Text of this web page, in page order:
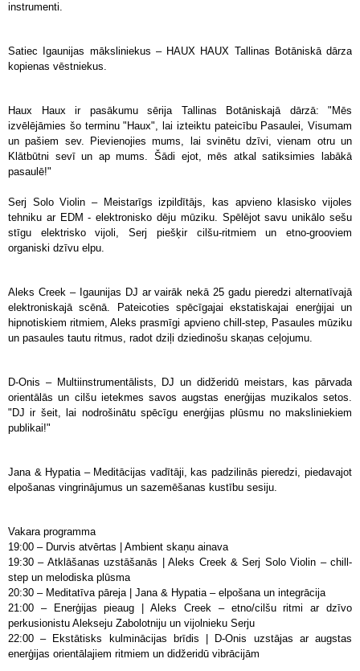
instrumenti.
Satiec Igaunijas māksliniekus – HAUX HAUX Tallinas Botāniskā dārza
kopienas vēstniekus.
Haux Haux ir pasākumu sērija Tallinas Botāniskajā dārzā: "Mēs
izvēlējāmies šo terminu "Haux", lai izteiktu pateicību Pasaulei, Visumam
un pašiem sev. Pievienojies mums, lai svinētu dzīvi, vienam otru un
Klātbūtni sevī un ap mums. Šādi ejot, mēs atkal satiksimies labākā
pasaulē!"
Serj Solo Violin – Meistarīgs izpildītājs, kas apvieno klasisko vijoles
tehniku ar EDM - elektronisko dēju mūziku. Spēlējot savu unikālo sešu
stīgu elektrisko vijoli, Serj piešķir cilšu-ritmiem un etno-grooviem
organiski dzīvu elpu.
Aleks Creek – Igaunijas DJ ar vairāk nekā 25 gadu pieredzi alternatīvajā
elektroniskajā scēnā. Pateicoties spēcīgajai ekstatiskajai enerģijai un
hipnotiskiem ritmiem, Aleks prasmīgi apvieno chill-step, Pasaules mūziku
un pasaules tautu ritmus, radot dziļi dziedinošu skaņas ceļojumu.
D-Onis – Multiinstrumentālists, DJ un didžeridū meistars, kas pārvada
orientālās un cilšu ietekmes savos augstas enerģijas muzikalos setos.
"DJ ir šeit, lai nodrošinātu spēcīgu enerģijas plūsmu no maksliniekiem
publikai!"
Jana & Hypatia – Meditācijas vadītāji, kas padzilinās pieredzi, piedavajot
elpošanas vingrinājumus un sazemēšanas kustību sesiju.
Vakara programma
19:00 – Durvis atvērtas | Ambient skaņu ainava
19:30 – Atklāšanas uzstāšanās | Aleks Creek & Serj Solo Violin – chill-
step un melodiska plūsma
20:30 – Meditatīva pāreja | Jana & Hypatia – elpošana un integrācija
21:00 – Enerģijas pieaug | Aleks Creek – etno/cilšu ritmi ar dzīvo
perkusionistu Alekseju Zabolotniju un vijolnieku Serju
22:00 – Ekstātisks kulminācijas brīdis | D-Onis uzstājas ar augstas
enerģijas orientālajiem ritmiem un didžeridū vibrācijām